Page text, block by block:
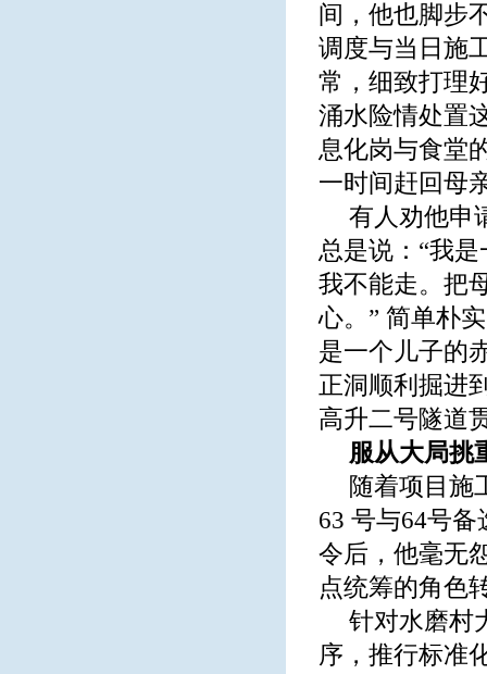
间，他也脚步
调度与当日施
常，细致打理
涌水险情处置
息化岗与食堂
一时间赶回母
有人劝他申
总是说：“我
我不能走。把
心。” 简单朴
是一个儿子的
正洞顺利掘进
高升二号隧道
服从大局挑
随着项目施
63 号与64号
令后，他毫无
点统筹的角色
针对水磨村
序，推行标准